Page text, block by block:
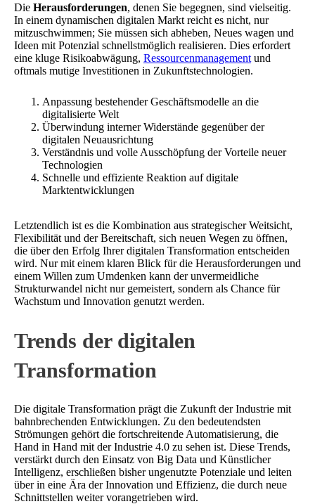
Die Herausforderungen, denen Sie begegnen, sind vielseitig.
In einem dynamischen digitalen Markt reicht es nicht, nur
mitzuschwimmen; Sie müssen sich abheben, Neues wagen und
Ideen mit Potenzial schnellstmöglich realisieren. Dies erfordert
eine kluge Risikoabwägung, Ressourcenmanagement und
oftmals mutige Investitionen in Zukunftstechnologien.
Anpassung bestehender Geschäftsmodelle an die
digitalisierte Welt
Überwindung interner Widerstände gegenüber der
digitalen Neuausrichtung
Verständnis und volle Ausschöpfung der Vorteile neuer
Technologien
Schnelle und effiziente Reaktion auf digitale
Marktentwicklungen
Letztendlich ist es die Kombination aus strategischer Weitsicht,
Flexibilität und der Bereitschaft, sich neuen Wegen zu öffnen,
die über den Erfolg Ihrer digitalen Transformation entscheiden
wird. Nur mit einem klaren Blick für die Herausforderungen und
einem Willen zum Umdenken kann der unvermeidliche
Strukturwandel nicht nur gemeistert, sondern als Chance für
Wachstum und Innovation genutzt werden.
Trends der digitalen
Transformation
Die digitale Transformation prägt die Zukunft der Industrie mit
bahnbrechenden Entwicklungen. Zu den bedeutendsten
Strömungen gehört die fortschreitende Automatisierung, die
Hand in Hand mit der Industrie 4.0 zu sehen ist. Diese Trends,
verstärkt durch den Einsatz von Big Data und Künstlicher
Intelligenz, erschließen bisher ungenutzte Potenziale und leiten
über in eine Ära der Innovation und Effizienz, die durch neue
Schnittstellen weiter vorangetrieben wird.